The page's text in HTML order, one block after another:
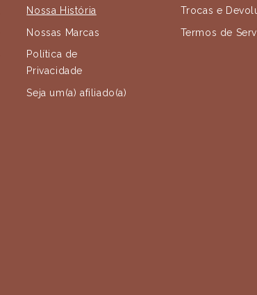
Nossa História
Nossas Marcas
Política de
Privacidade
Seja um(a) afiliado(a)
Trocas e
Termos de